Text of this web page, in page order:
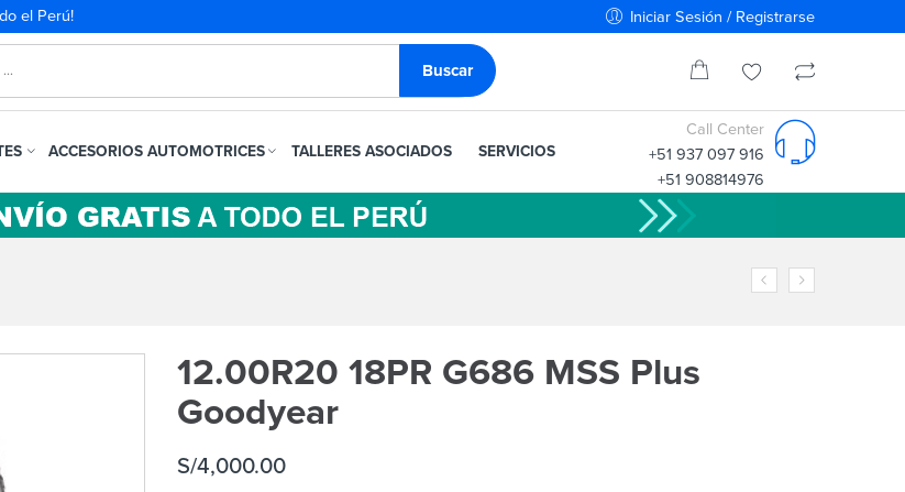
el Perú! Iniciar Sesión / Registrarse
ACCESORIOS AUTOMOTRICES TALLERES ASOCIADOS SERVICIOS
Call Center
+51 937 097 916
+51 908814976
12.00R20 18PR G686 MSS Plus
Goodyear
S/4,000.00